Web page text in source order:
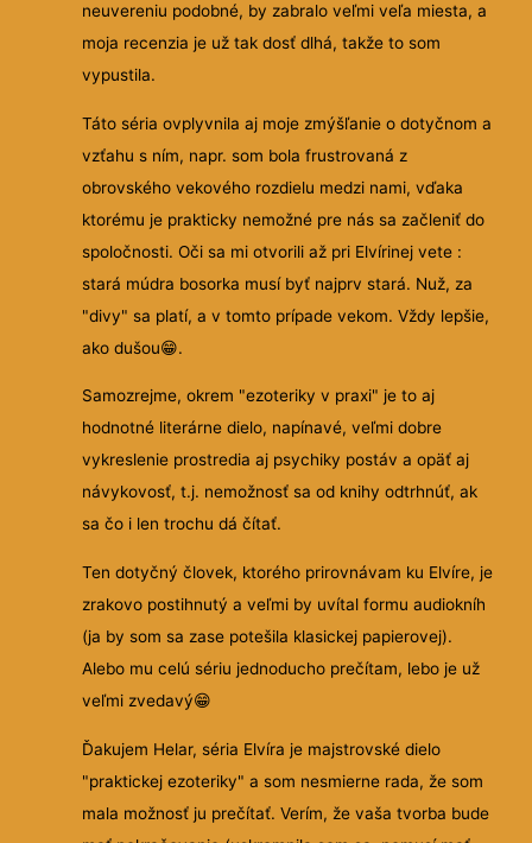
neuvereniu podobné, by zabralo veľmi veľa miesta, a
moja recenzia je už tak dosť dlhá, takže to som
vypustila.
Táto séria ovplyvnila aj moje zmýšľanie o dotyčnom a
vzťahu s ním, napr. som bola frustrovaná z
obrovského vekového rozdielu medzi nami, vďaka
ktorému je prakticky nemožné pre nás sa začleniť do
spoločnosti. Oči sa mi otvorili až pri Elvírinej vete :
stará múdra bosorka musí byť najprv stará. Nuž, za
"divy" sa platí, a v tomto prípade vekom. Vždy lepšie,
ako dušou😁.
Samozrejme, okrem "ezoteriky v praxi" je to aj
hodnotné literárne dielo, napínavé, veľmi dobre
vykreslenie prostredia aj psychiky postáv a opäť aj
návykovosť, t.j. nemožnosť sa od knihy odtrhnúť, ak
sa čo i len trochu dá čítať.
Ten dotyčný človek, ktorého prirovnávam ku Elvíre, je
zrakovo postihnutý a veľmi by uvítal formu audiokníh
(ja by som sa zase potešila klasickej papierovej).
Alebo mu celú sériu jednoducho prečítam, lebo je už
veľmi zvedavý😁
Ďakujem Helar, séria Elvíra je majstrovské dielo
"praktickej ezoteriky" a som nesmierne rada, že som
mala možnosť ju prečítať. Verím, že vaša tvorba bude